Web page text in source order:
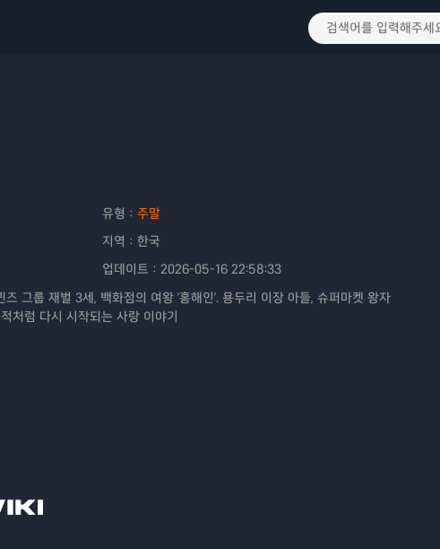
유형： 주말
지역： 한국
업데이트： 2026-05-16 22:58:33
즈 그룹 재벌 3세, 백화점의 여왕 '홍해인'. 용두리 이장 아들, 슈퍼마켓 왕자
처럼 다시 시작되는 사랑 이야기